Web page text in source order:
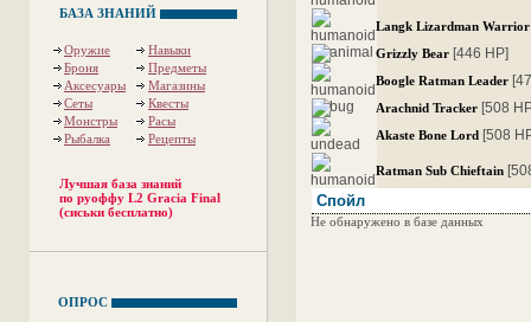
БАЗА ЗНАНИЙ
Оружие
Навыки
Броня
Предметы
Аксесуары
Магазины
Сеты
Квесты
Монстры
Расы
Рыбалка
Рецепты
Лучшая база знаний
по руоффу L2 Gracia Final
(сиськи бесплатно)
ОПРОС
Langk Lizardman Warrior
Grizzly Bear [446 HP]
Boogle Ratman Leader
Arachnid Tracker [508
Akaste Bone Lord [508
Ratman Sub Chieftain
Спойл
Не обнаружено в базе данных